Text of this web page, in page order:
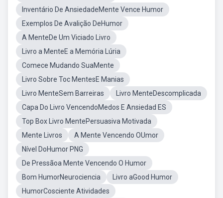
Inventário De AnsiedadeMente Vence Humor
Exemplos De Avalição DeHumor
A MenteDe Um Viciado Livro
Livro a MenteE a Memória Lúria
Comece Mudando SuaMente
Livro Sobre Toc MentesE Manias
Livro MenteSem Barreiras
Livro MenteDescomplicada
Capa Do Livro VencendoMedos E Ansiedad ES
Top Box Livro MentePersuasiva Motivada
Mente Livros
A Mente Vencendo OUmor
Nível DoHumor PNG
De Pressãoa Mente Vencendo O Humor
Bom HumorNeurociencia
Livro aGood Humor
HumorCosciente Atividades